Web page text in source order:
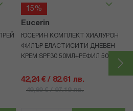
15%
Eucerin
ЮСЕРИН КОМПЛЕКТ ХИАЛУРОН
ФИЛЪР ЕЛАСТИСИТИ ДНЕВЕН
КРЕМ SPF30 50МЛ+РЕФИЛ 50МЛ
42,24 € / 82.61 лв.
49,69 € / 97.19 лв.